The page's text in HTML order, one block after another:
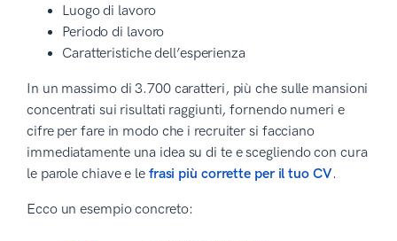
Luogo di lavoro
Periodo di lavoro
Caratteristiche dell’esperienza
In un massimo di 3.700 caratteri, più che sulle mansioni
concentrati sui risultati raggiunti, fornendo numeri e
cifre per fare in modo che i recruiter si facciano
immediatamente una idea su di te e scegliendo con cura
le parole chiave e le frasi più corrette per il tuo CV.
Ecco un esempio concreto: